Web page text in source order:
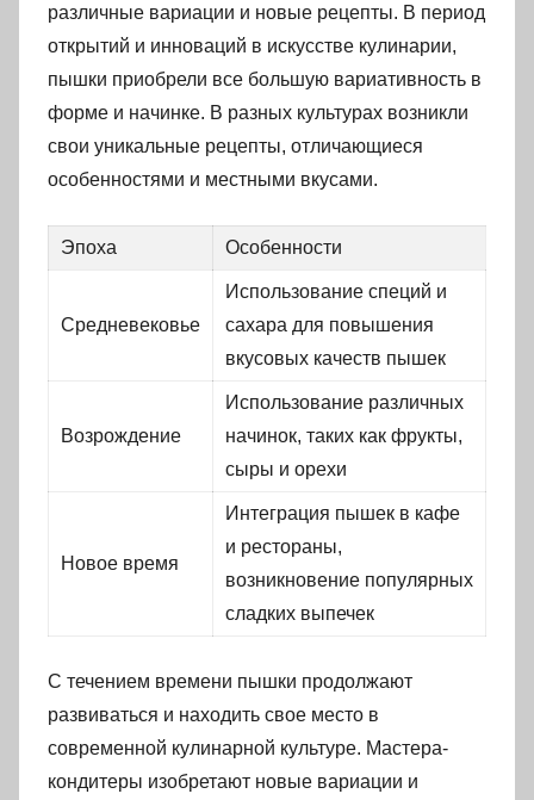
различные вариации и новые рецепты. В период
открытий и инноваций в искусстве кулинарии,
пышки приобрели все большую вариативность в
форме и начинке. В разных культурах возникли
свои уникальные рецепты, отличающиеся
особенностями и местными вкусами.
Эпоха Особенности
Средневековье
Использование специй и
сахара для повышения
вкусовых качеств пышек
Возрождение
Использование различных
начинок, таких как фрукты,
сыры и орехи
Новое время
Интеграция пышек в кафе
и рестораны,
возникновение популярных
сладких выпечек
С течением времени пышки продолжают
развиваться и находить свое место в
современной кулинарной культуре. Мастера-
кондитеры изобретают новые вариации и